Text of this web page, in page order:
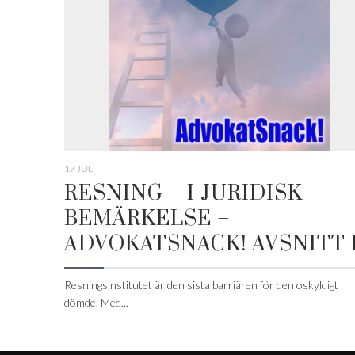
17 JULI
RESNING – I JURIDISK
BEMÄRKELSE –
ADVOKATSNACK! AVSNITT
Resningsinstitutet är den sista barriären för den oskyldigt
dömde. Med...